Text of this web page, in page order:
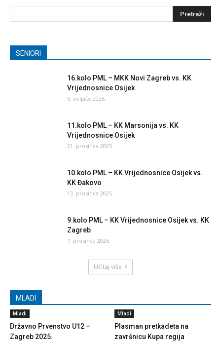
SENIORI
16.kolo PML – MKK Novi Zagreb vs. KK
Vrijednosnice Osijek
5. veljače 2026.
11.kolo PML – KK Marsonija vs. KK
Vrijednosnice Osijek
21. prosinca 2025.
10.kolo PML – KK Vrijednosnice Osijek vs.
KK Đakovo
13. prosinca 2025.
9.kolo PML – KK Vrijednosnice Osijek vs. KK
Zagreb
7. prosinca 2025.
Učitaj više
MLADI
Mladi
Državno Prvenstvo U12 –
Zagreb 2025.
Mladi
Plasman pretkadeta na
završnicu Kupa regija